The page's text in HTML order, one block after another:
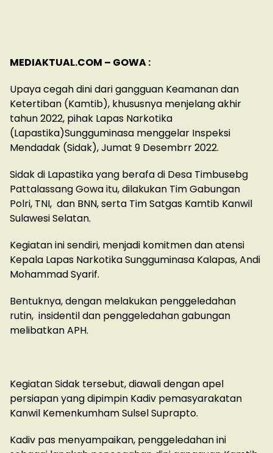
MEDIAKTUAL.COM – GOWA :
Upaya cegah dini dari gangguan Keamanan dan
Ketertiban (Kamtib), khususnya menjelang akhir
tahun 2022, pihak Lapas Narkotika
(Lapastika)Sungguminasa menggelar Inspeksi
Mendadak (Sidak), Jumat 9 Desembrr 2022.
Sidak di Lapastika yang berafa di Desa Timbusebg
Pattalassang Gowa itu, dilakukan Tim Gabungan
Polri, TNI, dan BNN, serta Tim Satgas Kamtib Kanwil
Sulawesi Selatan.
Kegiatan ini sendiri, menjadi komitmen dan atensi
Kepala Lapas Narkotika Sungguminasa Kalapas, Andi
Mohammad Syarif.
Bentuknya, dengan melakukan penggeledahan
rutin, insidentil dan penggeledahan gabungan
melibatkan APH.
Kegiatan Sidak tersebut, diawali dengan apel
persiapan yang dipimpin Kadiv pemasyarakatan
Kanwil Kemenkumham Sulsel Suprapto.
Kadiv pas menyampaikan, penggeledahan ini